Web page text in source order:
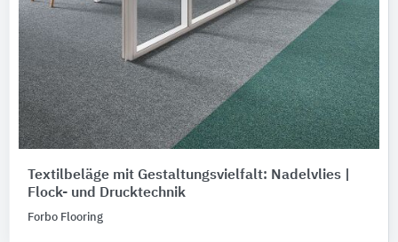
Textilbeläge mit Gestaltungsvielfalt: Nadelvlies |
Flock- und Drucktechnik
Forbo Flooring